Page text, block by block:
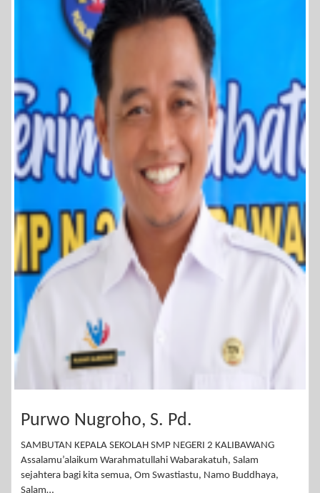
Purwo Nugroho, S. Pd.
SAMBUTAN KEPALA SEKOLAH SMP NEGERI 2 KALIBAWANG
Assalamu’alaikum Warahmatullahi Wabarakatuh, Salam
sejahtera bagi kita semua, Om Swastiastu, Namo Buddhaya,
Salam…